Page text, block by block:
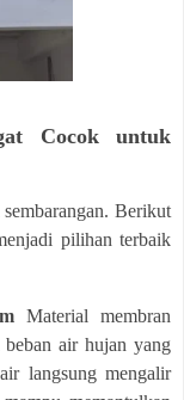
Cocok untuk
Berikut
pilihan terbaik
Material membran
air hujan yang
langsung mengalir